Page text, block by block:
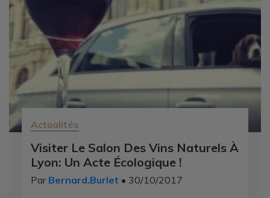
Actualités
Visiter Le Salon Des Vins Naturels À
Lyon: Un Acte Écologique !
Par Bernard.Burlet • 30/10/2017